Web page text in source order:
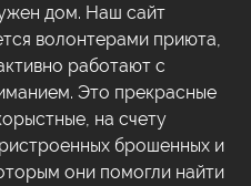
дом. Наш сайт
волонтерами приюта,
работают с
Это прекрасные
на счету
брошенных и
они помогли найти